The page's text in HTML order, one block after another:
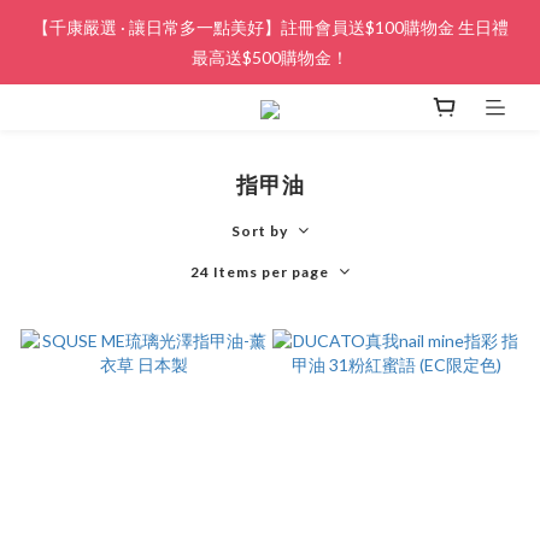
【千康嚴選 · 讓日常多一點美好】註冊會員送$100購物金 生日禮
最高送$500購物金！
指甲油
Sort by
24 Items per page